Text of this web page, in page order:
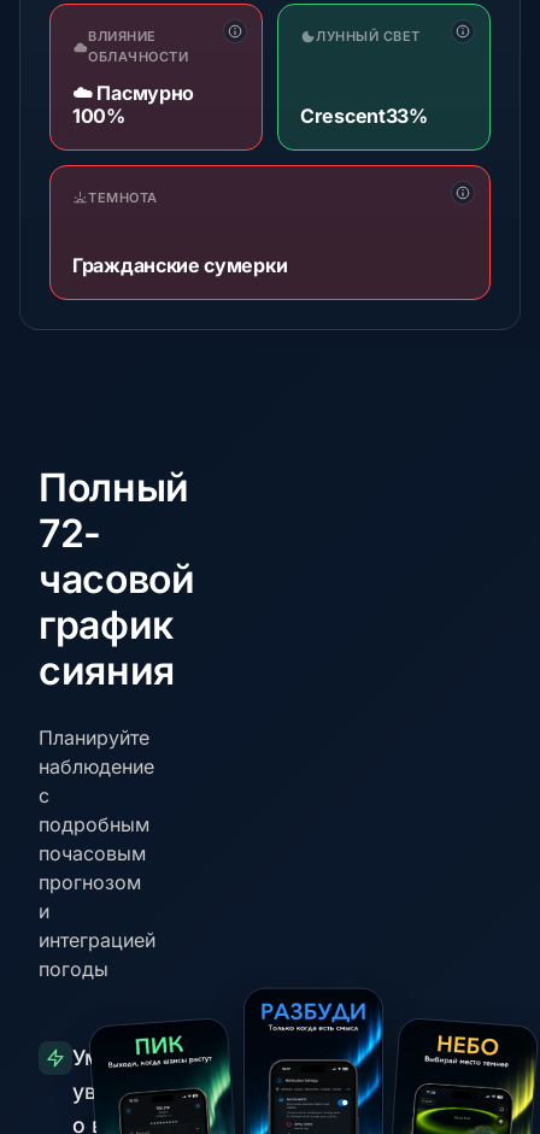
ВЛИЯНИЕ
ОБЛАЧНОСТИ
☁️ Пасмурно
100%
ЛУННЫЙ СВЕТ
Crescent33%
ТЕМНОТА
Гражданские сумерки
Полный
72-
часовой
график
сияния
Планируйте
наблюдение
с
подробным
почасовым
прогнозом
и
интеграцией
погоды
Умные
уведомления
о всплесках